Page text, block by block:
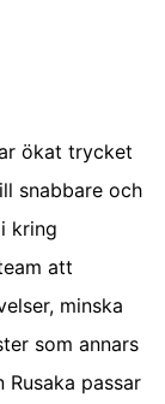
ökat trycket
snabbare och
kring
att
minska
som annars
Rusaka passar